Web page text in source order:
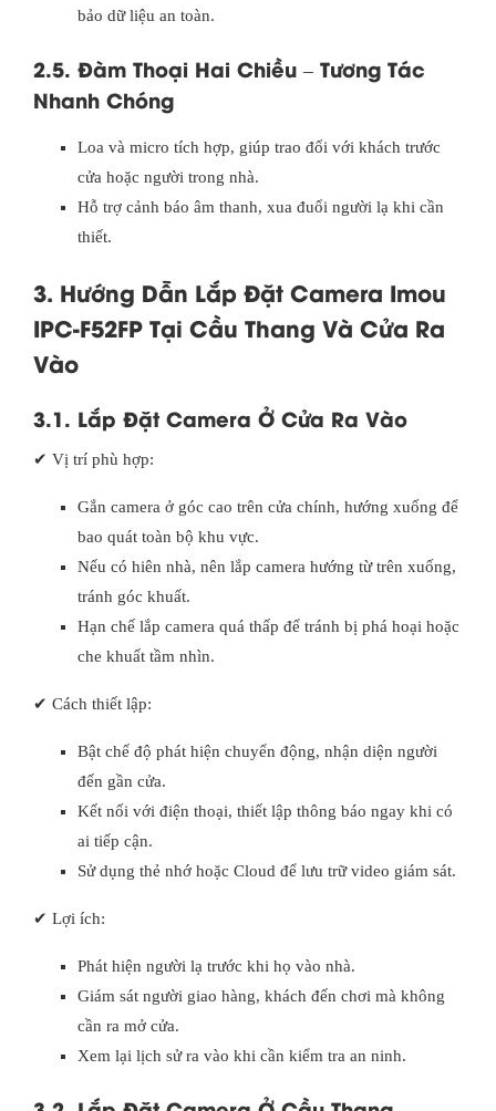
bảo dữ liệu an toàn.
2.5. Đàm Thoại Hai Chiều – Tương Tác
Nhanh Chóng
Loa và micro tích hợp, giúp trao đổi với khách trước
cửa hoặc người trong nhà.
Hỗ trợ cảnh báo âm thanh, xua đuổi người lạ khi cần
thiết.
3. Hướng Dẫn Lắp Đặt Camera Imou
IPC-F52FP Tại Cầu Thang Và Cửa Ra
Vào
3.1. Lắp Đặt Camera Ở Cửa Ra Vào
✔ Vị trí phù hợp:
Gắn camera ở góc cao trên cửa chính, hướng xuống để
bao quát toàn bộ khu vực.
Nếu có hiên nhà, nên lắp camera hướng từ trên xuống,
tránh góc khuất.
Hạn chế lắp camera quá thấp để tránh bị phá hoại hoặc
che khuất tầm nhìn.
✔ Cách thiết lập:
Bật chế độ phát hiện chuyển động, nhận diện người
đến gần cửa.
Kết nối với điện thoại, thiết lập thông báo ngay khi có
ai tiếp cận.
Sử dụng thẻ nhớ hoặc Cloud để lưu trữ video giám sát.
✔ Lợi ích:
Phát hiện người lạ trước khi họ vào nhà.
Giám sát người giao hàng, khách đến chơi mà không
cần ra mở cửa.
Xem lại lịch sử ra vào khi cần kiểm tra an ninh.